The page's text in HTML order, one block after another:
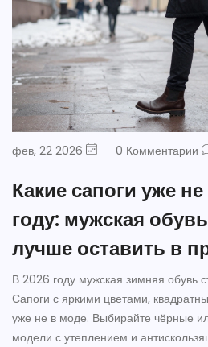
фев, 22 2026 0 Комментарии
Какие сапоги уже
году: мужская
лучше оставить в
В 2026 году мужская зимняя обувь
Сапоги с яркими цветами,
уже не в моде. Выбирайте чёрные
модели с утеплением и